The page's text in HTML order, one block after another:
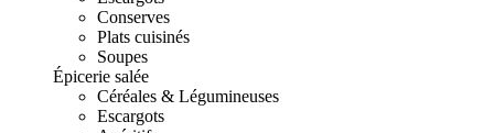
Conserves
Plats cuisinés
Soupes
Épicerie salée
Céréales & Légumineuses
Escargots